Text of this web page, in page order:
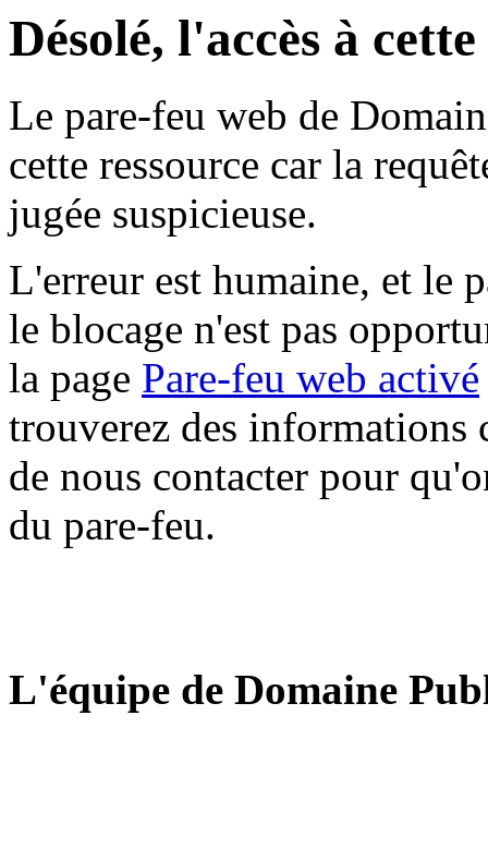
Désolé, l'accès à
Le pare-feu web de
cette ressource car la
jugée suspicieuse.
L'erreur est humaine, et le
le blocage n'est pas
la page Pare-feu web activé
trouverez des informations
de nous contacter pour
du pare-feu.
L'équipe de Domaine